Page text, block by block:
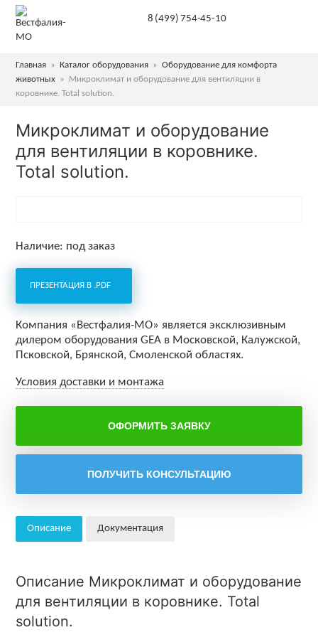
8 (499) 754-45-10
Главная » Каталог оборудования » Оборудование для комфорта
животных »
Микроклимат и оборудование для вентиляции в
коровнике. Total solution.
Микроклимат и оборудование
для вентиляции в коровнике.
Total solution.
Наличие: под заказ
ПРЕЗЕНТАЦИЯ В .PDF
Компания «Вестфалия-МО» является эксклюзивным
дилером оборудования GEA в Московской, Калужской,
Псковской, Брянской, Смоленской областях.
Условия доставки и монтажа
Описание Документация
Описание Микроклимат и оборудование
для вентиляции в коровнике. Total
solution.